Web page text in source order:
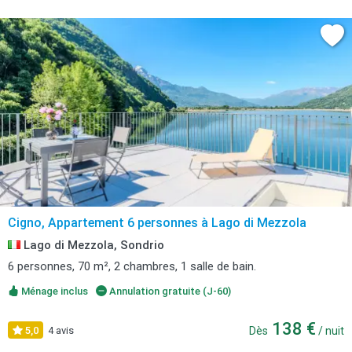
Cigno, Appartement 6 personnes à Lago di Mezzola
Lago di Mezzola, Sondrio
6 personnes, 70 m², 2 chambres, 1 salle de bain.
Ménage inclus Annulation gratuite (J-60)
5,0 4 avis Dès 138 € / nuit